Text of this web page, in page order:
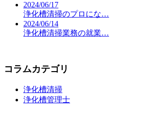
2024/06/17
浄化槽清掃のプロにな…
2024/06/14
浄化槽清掃業務の就業…
コラムカテゴリ
浄化槽清掃
浄化槽管理士